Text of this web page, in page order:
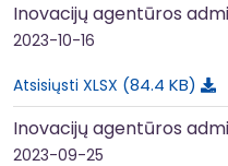
Inovacijų agentūros
2023-10-16
Atsisiųsti XLSX 84.4 KB
Inovacijų agentūros
2023-09-25